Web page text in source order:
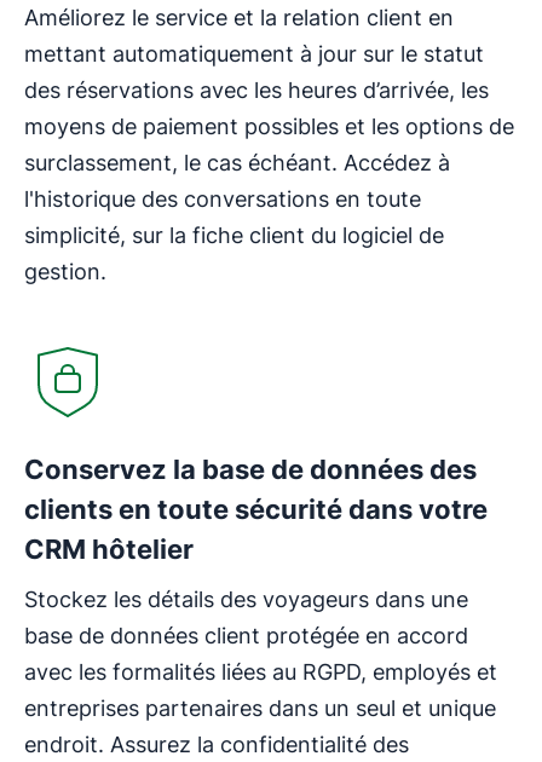
Améliorez le service et la relation client en
mettant automatiquement à jour sur le statut
des réservations avec les heures d’arrivée, les
moyens de paiement possibles et les options de
surclassement, le cas échéant. Accédez à
l'historique des conversations en toute
simplicité, sur la fiche client du logiciel de
gestion.
Conservez la base de données des
clients en toute sécurité dans votre
CRM hôtelier
Stockez les détails des voyageurs dans une
base de données client protégée en accord
avec les formalités liées au RGPD, employés et
entreprises partenaires dans un seul et unique
endroit. Assurez la confidentialité des